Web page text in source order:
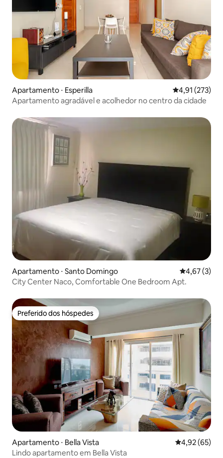
Apartamento ⋅ Esperilla 4,91 de uma
4,91 (273)
Apartamento agradável e acolhedor no centro da cidade
Apartamento ⋅ Santo Domingo 4,67 de
4,67 (3)
City Center Naco, Comfortable One Bedroom Apt.
Preferido dos hóspedes
Preferido dos hóspedes
Apartamento ⋅ Bella Vista 4,92 de uma
4,92 (65)
Lindo apartamento em Bella Vista